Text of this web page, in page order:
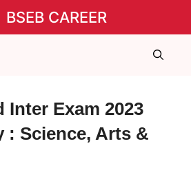
BSEB CAREER
Inter Exam 2023
: Science, Arts &